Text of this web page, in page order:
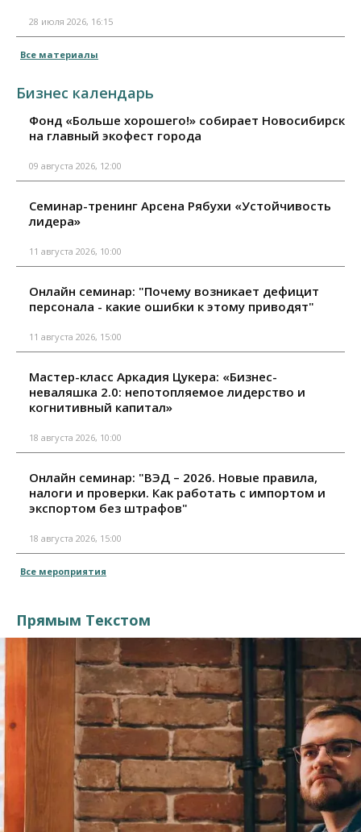
28 июля 2026, 16:15
Все материалы
Бизнес календарь
Фонд «Больше хорошего!» собирает Новосибирск
на главный экофест города
09 августа 2026, 12:00
Семинар-тренинг Арсена Рябухи «Устойчивость
лидера»
11 августа 2026, 10:00
Онлайн семинар: "Почему возникает дефицит
персонала - какие ошибки к этому приводят"
11 августа 2026, 15:00
Мастер-класс Аркадия Цукера: «Бизнес-
неваляшка 2.0: непотопляемое лидерство и
когнитивный капитал»
18 августа 2026, 10:00
Онлайн семинар: "ВЭД – 2026. Новые правила,
налоги и проверки. Как работать с импортом и
экспортом без штрафов"
18 августа 2026, 15:00
Все мероприятия
Прямым Текстом